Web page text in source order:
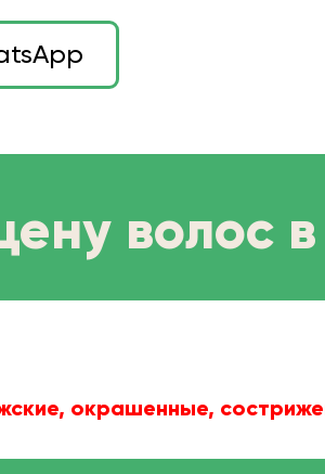
волос
окрашенные,